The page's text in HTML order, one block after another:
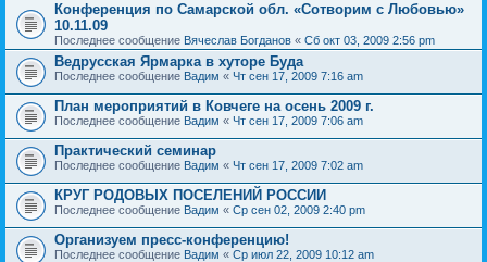
Конференция по Самарской обл. «Сотворим с Любовью»
10.11.09
Последнее сообщение Вячеслав Богданов « Сб окт 03, 2009 2:56 pm
Ведрусская Ярмарка в хуторе Буда
Последнее сообщение Вадим « Чт сен 17, 2009 7:16 am
План мероприятий в Ковчеге на осень 2009 г.
Последнее сообщение Вадим « Чт сен 17, 2009 7:06 am
Практический семинар
Последнее сообщение Вадим « Чт сен 17, 2009 7:02 am
КРУГ РОДОВЫХ ПОСЕЛЕНИЙ РОССИИ
Последнее сообщение Вадим « Ср сен 02, 2009 2:40 pm
Организуем пресс-конференцию!
Последнее сообщение Вадим « Ср июл 22, 2009 10:12 am